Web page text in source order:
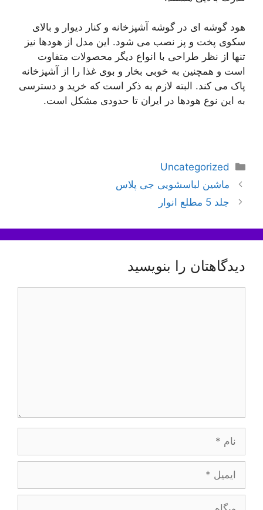
هود گوشه ای در گوشه آشپزخانه و کنار دیوار و بالای
سکوی پخت و پز نصب می شود. این مدل از هودها نیز
تنها از نظر طراحی با انواع دیگر محصولات متفاوت
است و همچنین به خوبی بخار و بوی غذا را از آشپزخانه
پاک می کند. البته لازم به ذکر است که خرید و دسترسی
به این نوع هودها در ایران تا حدودی مشکل است.
دسته‌ها
Uncategorized
ناوبری
نوشته‌ها
ماشین لباسشویی جی پلاس
جلد 5 مطلع انوار
دیدگاهتان را بنویسید
وبگاه